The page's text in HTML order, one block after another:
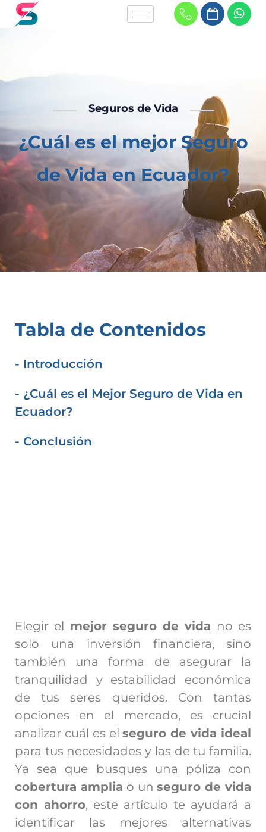
Seguros de Vida
¿Cuál es el mejor Seguro
de Vida en Ecuador?
Tabla de Contenidos
- Introducción
- ¿Cuál es el Mejor Seguro de Vida en
Ecuador?
- Conclusión
Elegir el mejor seguro de vida no es
solo una inversión financiera, sino
también una forma de asegurar la
tranquilidad y estabilidad económica
de tus seres queridos. Con tantas
opciones en el mercado, es crucial
analizar cuál es elseguro de vida ideal
para tus necesidades y las de tu familia.
Ya sea que busques una póliza con
cobertura amplia o unseguro de vida
con ahorro, este artículo te ayudará a
identificar las mejores alternativas